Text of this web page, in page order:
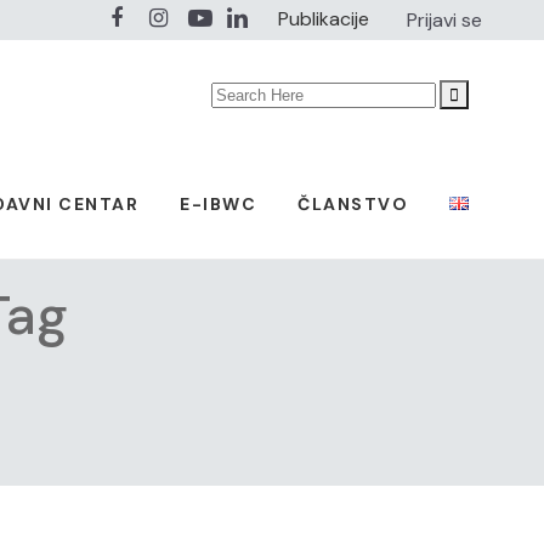
Publikacije Prijavi se
Search
CENTAR E-IBWC ČLANSTVO